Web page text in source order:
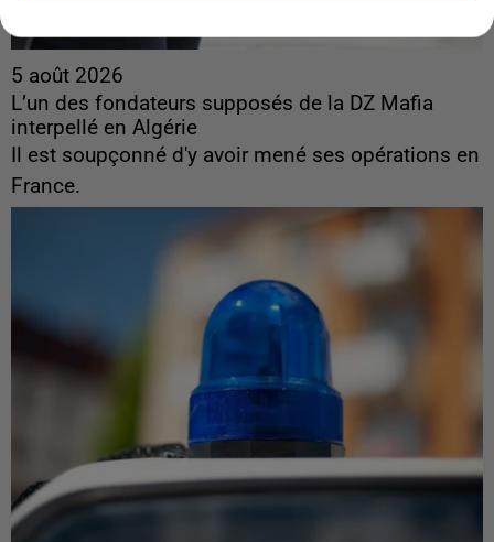
5 août 2026
L’un des fondateurs supposés de la DZ Mafia
interpellé en Algérie
Il est soupçonné d'y avoir mené ses opérations en
France.